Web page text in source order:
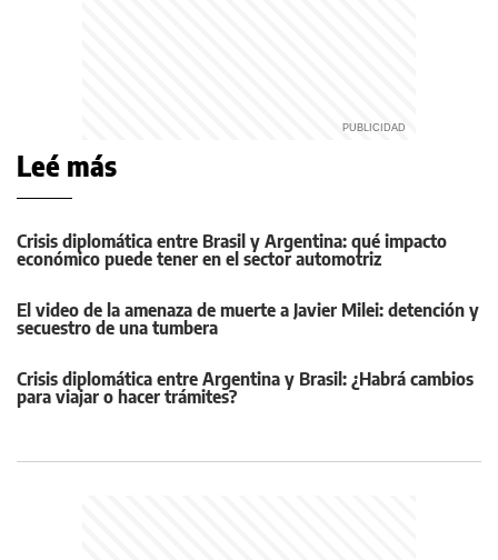
Leé más
Crisis diplomática entre Brasil y Argentina: qué impacto
económico puede tener en el sector automotriz
El video de la amenaza de muerte a Javier Milei: detención y
secuestro de una tumbera
Crisis diplomática entre Argentina y Brasil: ¿Habrá cambios
para viajar o hacer trámites?